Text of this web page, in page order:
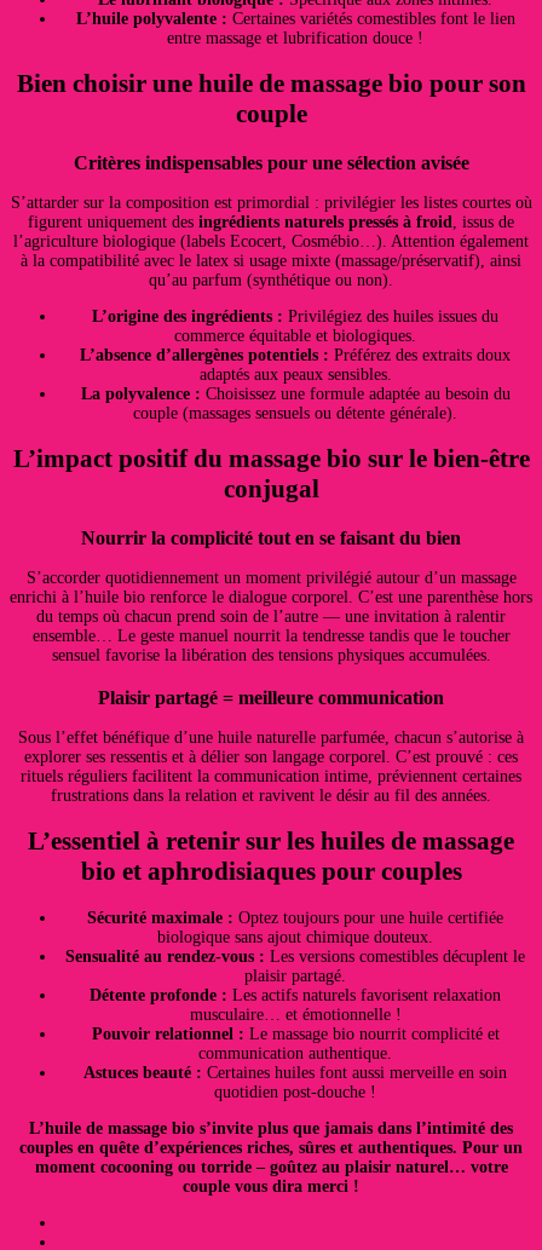
L’huile polyvalente : Certaines variétés comestibles font le lien
entre massage et lubrification douce !
Bien choisir une huile de massage bio pour son
couple
Critères indispensables pour une sélection avisée
S’attarder sur la composition est primordial : privilégier les listes courtes où
figurent uniquement des ingrédients naturels pressés à froid
, issus de
l’agriculture biologique (labels Ecocert, Cosmébio…). Attention également
à la compatibilité avec le latex si usage mixte (massage/préservatif), ainsi
qu’au parfum (synthétique ou non).
L’origine des ingrédients : Privilégiez des huiles issues du
commerce équitable et biologiques.
L’absence d’allergènes potentiels : Préférez des extraits doux
adaptés aux peaux sensibles.
La polyvalence : Choisissez une formule adaptée au besoin du
couple (massages sensuels ou détente générale).
L’impact positif du massage bio sur le bien-être
conjugal
Nourrir la complicité tout en se faisant du bien
S’accorder quotidiennement un moment privilégié autour d’un massage
enrichi à l’huile bio renforce le dialogue corporel. C’est une parenthèse hors
du temps où chacun prend soin de l’autre — une invitation à ralentir
ensemble… Le geste manuel nourrit la tendresse tandis que le toucher
sensuel favorise la libération des tensions physiques accumulées.
Plaisir partagé = meilleure communication
Sous l’effet bénéfique d’une huile naturelle parfumée, chacun s’autorise à
explorer ses ressentis et à délier son langage corporel. C’est prouvé : ces
rituels réguliers facilitent la communication intime, préviennent certaines
frustrations dans la relation et ravivent le désir au fil des années.
L’essentiel à retenir sur les huiles de massage
bio et aphrodisiaques pour couples
Sécurité maximale : Optez toujours pour une huile certifiée
biologique sans ajout chimique douteux.
Sensualité au rendez-vous : Les versions comestibles décuplent le
plaisir partagé.
Détente profonde : Les actifs naturels favorisent relaxation
musculaire… et émotionnelle !
Pouvoir relationnel : Le massage bio nourrit complicité et
communication authentique.
Astuces beauté : Certaines huiles font aussi merveille en soin
quotidien post-douche !
L’huile de massage bio s’invite plus que jamais dans l’intimité des
couples en quête d’expériences riches, sûres et authentiques. Pour un
moment cocooning ou torride – goûtez au plaisir naturel… votre
couple vous dira merci !